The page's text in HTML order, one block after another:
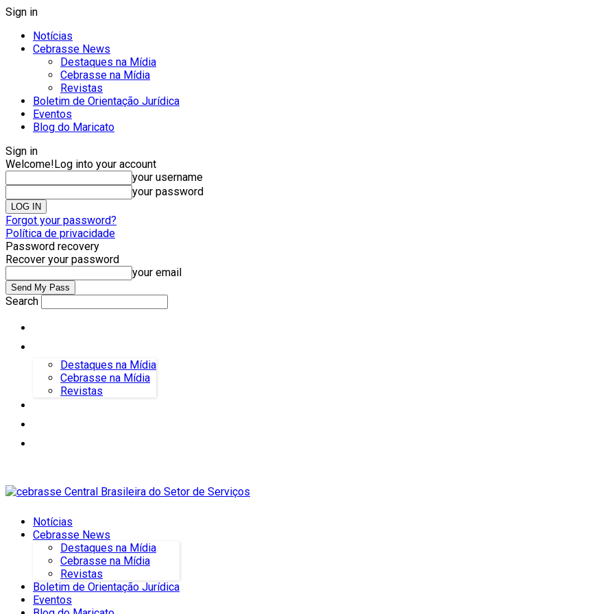
Sign in
Notícias
Cebrasse News
Destaques na Mídia
Cebrasse na Mídia
Revistas
Boletim de Orientação Jurídica
Eventos
Blog do Maricato
Sign in
Welcome!Log into your account
your username
your password
Forgot your password?
Política de privacidade
Password recovery
Recover your password
your email
Search
Destaques na Mídia
Cebrasse na Mídia
Revistas
Notícias
Cebrasse News
Destaques na Mídia
Cebrasse na Mídia
Revistas
Boletim de Orientação Jurídica
Eventos